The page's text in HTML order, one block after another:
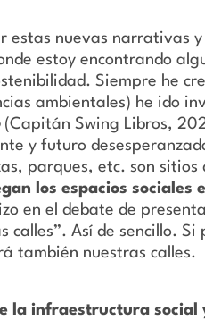
estas nuevas narrativas
estoy encontrando
Siempre he
ambientales) he ido
(Capitán Swing Libros,
y futuro
parques, etc. son sitios
los espacios sociales
en el debate de
Así de sencillo. Si
también nuestras calles.
la infraestructura social